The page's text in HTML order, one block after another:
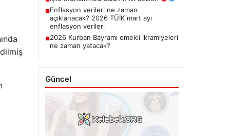
■Enflasyon verileri ne zaman
açıklanacak? 2026 TÜİK mart ayı
enflasyon verileri
■2026 Kurban Bayramı emekli ikramiyeleri
ne zaman yatacak?
Güncel